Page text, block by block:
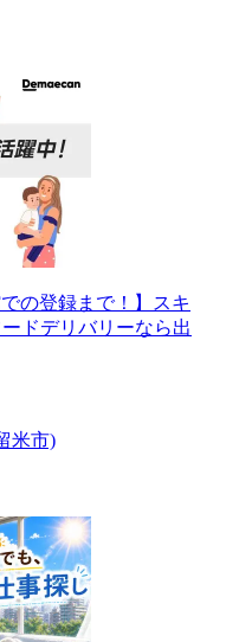
の登録まで！】スキ
ドデリバリーなら出
米市)